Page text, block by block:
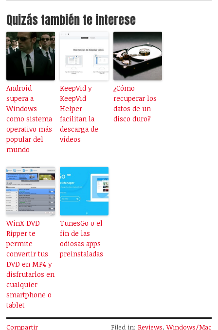
Quizás también te interese
Android
supera a
Windows
como sistema
operativo más
popular del
mundo
KeepVid y
KeepVid
Helper
facilitan la
descarga de
vídeos
¿Cómo
recuperar los
datos de un
disco duro?
WinX DVD
Ripper te
permite
convertir tus
DVD en MP4 y
disfrutarlos en
cualquier
smartphone o
tablet
TunesGo o el
fin de las
odiosas apps
preinstaladas
Compartir Filed in: Reviews,Windows/Mac